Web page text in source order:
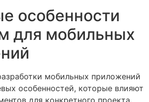
особенности
для мобильных
мобильных приложений
особенностей, которые влияют